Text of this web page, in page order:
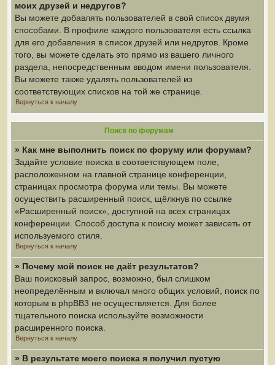
моих друзей и недругов?
Вы можете добавлять пользователей в свой список двумя
способами. В профиле каждого пользователя есть ссылка
для его добавления в список друзей или недругов. Кроме
того, вы можете сделать это прямо из вашего личного
раздела, непосредственным вводом имени пользователя.
Вы можете также удалять пользователей из
соответствующих списков на той же странице.
Вернуться к началу
Поиск по форумам
» Как мне выполнить поиск по форуму или форумам?
Задайте условие поиска в соответствующем поле,
расположенном на главной странице конференции,
страницах просмотра форума или темы. Вы можете
осуществить расширенный поиск, щёлкнув по ссылке
«Расширенный поиск», доступной на всех страницах
конференции. Способ доступа к поиску может зависеть от
используемого стиля.
Вернуться к началу
» Почему мой поиск не даёт результатов?
Ваш поисковый запрос, возможно, был слишком
неопределённым и включал много общих условий, поиск по
которым в phpBB3 не осуществляется. Для более
тщательного поиска используйте возможности
расширенного поиска.
Вернуться к началу
» В результате моего поиска я получил пустую